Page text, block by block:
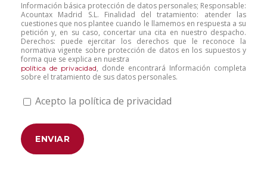
Información básica protección de datos personales; Responsable:
Acountax Madrid S.L. Finalidad del tratamiento: atender las
cuestiones que nos plantee cuando le llamemos en respuesta a su
petición y, en su caso, concertar una cita en nuestro despacho.
Derechos: puede ejercitar los derechos que le reconoce la
normativa vigente sobre protección de datos en los supuestos y
forma que se explica en nuestra
política de privacidad, donde encontrará Información completa
sobre el tratamiento de sus datos personales.
Acepto la política de privacidad